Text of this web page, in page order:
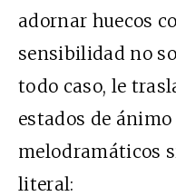
adornar huecos
sensibilidad no
todo caso, le
estados de
melodramáticos
literal: